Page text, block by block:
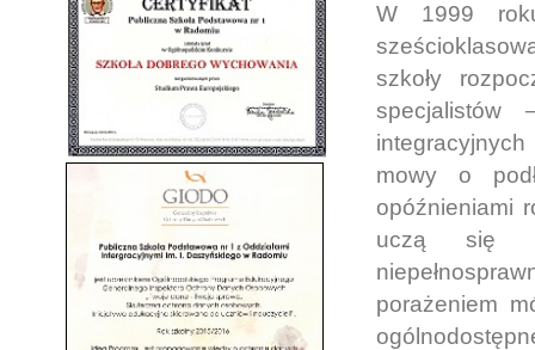
W 1999
szkoły
specjalistów
mowy o
opóźnieniami
uczą się
porażeniem